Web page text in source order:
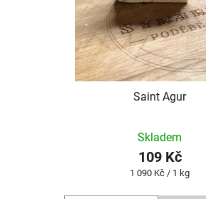
Saint Agur
hodnocení
produktu
Skladem
109 Kč
Měrná
1 090 Kč / 1 kg